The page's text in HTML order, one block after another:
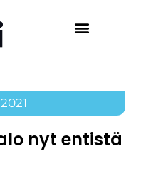
nyt entistä